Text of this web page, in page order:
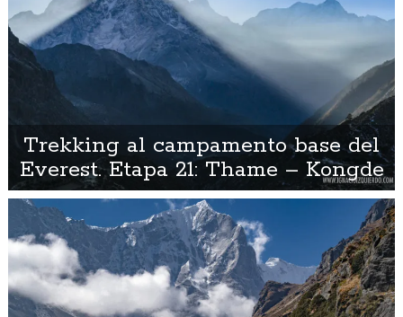
Trekking al campamento base del
Everest. Etapa 21: Thame – Kongde